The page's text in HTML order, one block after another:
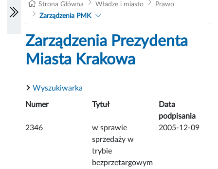
Strona Główna Władze i miasto
Prawo
Zarządzenia PMK
Zarządzenia Prezydenta
Miasta Krakowa
Wyszukiwarka
Numer Tytuł
Data
podpisania
2346
w sprawie
sprzedaży w
trybie
bezprzetargowym
2005-12-09